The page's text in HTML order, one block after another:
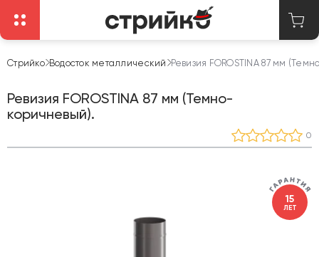
Стрийко Водосток металлический Ревизия FOROSTINA 87 мм
Ревизия FOROSTINA 87 мм (Темно-
коричневый).
0
15
ЛЕТ